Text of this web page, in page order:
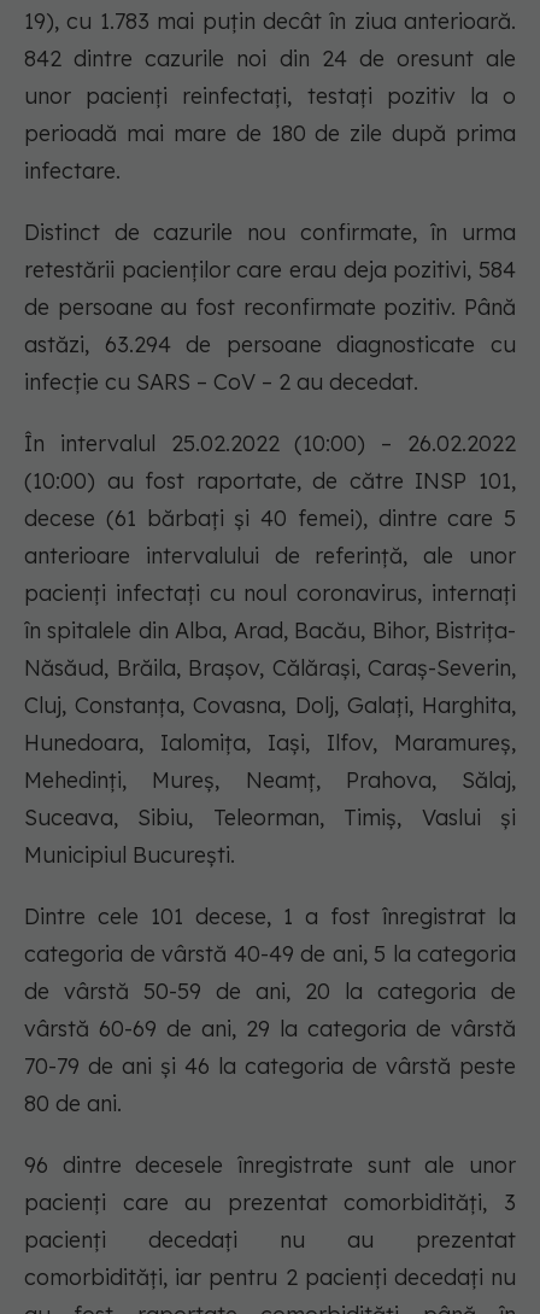
19), cu 1.783 mai puțin decât în ziua anterioară.
842 dintre cazurile noi din 24 de oresunt ale
unor pacienți reinfectați, testați pozitiv la o
perioadă mai mare de 180 de zile după prima
infectare.
Distinct de cazurile nou confirmate, în urma
retestării pacienților care erau deja pozitivi, 584
de persoane au fost reconfirmate pozitiv. Până
astăzi, 63.294 de persoane diagnosticate cu
infecție cu SARS – CoV – 2 au decedat.
În intervalul 25.02.2022 (10:00) – 26.02.2022
(10:00) au fost raportate, de către INSP 101,
decese (61 bărbați și 40 femei), dintre care 5
anterioare intervalului de referință, ale unor
pacienți infectați cu noul coronavirus, internați
în spitalele din Alba, Arad, Bacău, Bihor, Bistrița-
Năsăud, Brăila, Brașov, Călărași, Caraș-Severin,
Cluj, Constanța, Covasna, Dolj, Galați, Harghita,
Hunedoara, Ialomița, Iași, Ilfov, Maramureș,
Mehedinți, Mureș, Neamț, Prahova, Sălaj,
Suceava, Sibiu, Teleorman, Timiș, Vaslui și
Municipiul București.
Dintre cele 101 decese, 1 a fost înregistrat la
categoria de vârstă 40-49 de ani, 5 la categoria
de vârstă 50-59 de ani, 20 la categoria de
vârstă 60-69 de ani, 29 la categoria de vârstă
70-79 de ani și 46 la categoria de vârstă peste
80 de ani.
96 dintre decesele înregistrate sunt ale unor
pacienți care au prezentat comorbidități, 3
pacienți decedați nu au prezentat
comorbidități, iar pentru 2 pacienți decedați nu